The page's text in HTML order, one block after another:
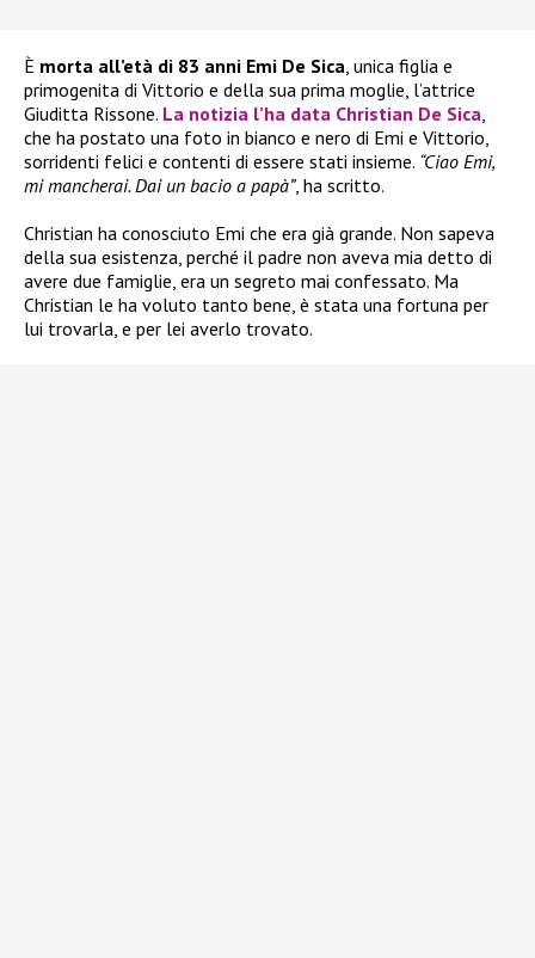
È morta all’età di 83 anni Emi De Sica , unica figlia e
primogenita di Vittorio e della sua prima moglie, l’attrice
Giuditta Rissone. La notizia l’ha data Christian De Sica
che ha postato una foto in bianco e nero di Emi e Vittorio,
sorridenti felici e contenti di essere stati insieme. “Ciao Emi,
mi mancherai. Dai un bacio a papà”, ha scritto.
Christian ha conosciuto Emi che era già grande. Non sapeva
della sua esistenza, perché il padre non aveva mia detto di
avere due famiglie, era un segreto mai confessato. Ma
Christian le ha voluto tanto bene, è stata una fortuna per
lui trovarla, e per lei averlo trovato.